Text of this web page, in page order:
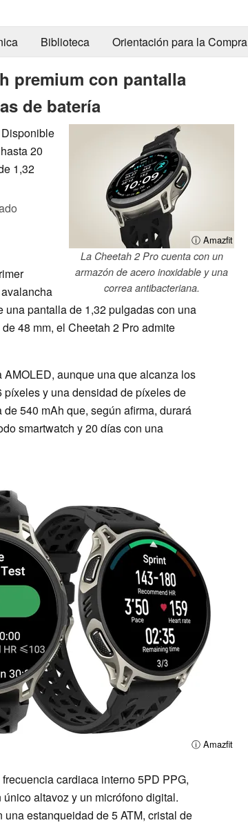
Biblioteca Orientación para la Compra
premium con pantalla
de batería
ⓘ Amazfit
La Cheetah 2 Pro cuenta con un
armazón de acero inoxidable y una
correa antibacteriana.
20
1,32
una pantalla de 1,32 pulgadas con una
48 mm, el Cheetah 2 Pro admite
aunque una que alcanza los
y una densidad de píxeles de
540 mAh que, según afirma, durará
smartwatch y 20 días con una
ⓘ Amazfit
cardiaca interno 5PD PPG,
altavoz y un micrófono digital.
estanqueidad de 5 ATM, cristal de